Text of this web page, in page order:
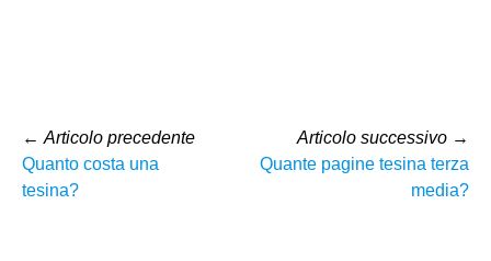
← Articolo precedente
Quanto costa una
tesina?
Articolo successivo →
Quante pagine tesina terza
media?